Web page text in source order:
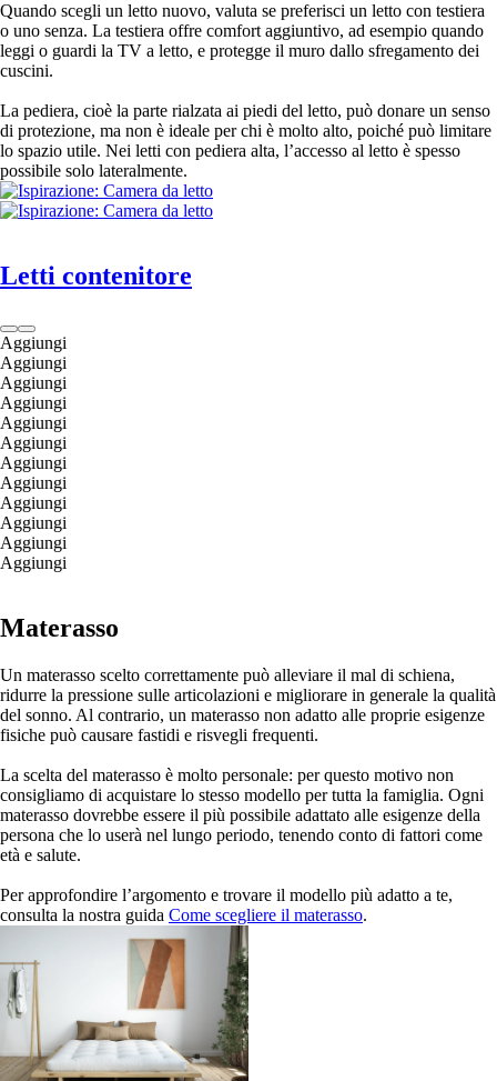
Quando scegli un letto nuovo, valuta se preferisci un letto con testiera
o uno senza. La testiera offre comfort aggiuntivo, ad esempio quando
leggi o guardi la TV a letto, e protegge il muro dallo sfregamento dei
cuscini.
La pediera, cioè la parte rialzata ai piedi del letto, può donare un senso
di protezione, ma non è ideale per chi è molto alto, poiché può limitare
lo spazio utile. Nei letti con pediera alta, l’accesso al letto è spesso
possibile solo lateralmente.
Letti contenitore
Aggiungi
Aggiungi
Aggiungi
Aggiungi
Aggiungi
Aggiungi
Aggiungi
Aggiungi
Aggiungi
Aggiungi
Aggiungi
Aggiungi
Materasso
Un materasso scelto correttamente può alleviare il mal di schiena,
ridurre la pressione sulle articolazioni e migliorare in generale la qualità
del sonno. Al contrario, un materasso non adatto alle proprie esigenze
fisiche può causare fastidi e risvegli frequenti.
La scelta del materasso è molto personale: per questo motivo non
consigliamo di acquistare lo stesso modello per tutta la famiglia. Ogni
materasso dovrebbe essere il più possibile adattato alle esigenze della
persona che lo userà nel lungo periodo, tenendo conto di fattori come
età e salute.
Per approfondire l’argomento e trovare il modello più adatto a te,
consulta la nostra guida Come scegliere il materasso.